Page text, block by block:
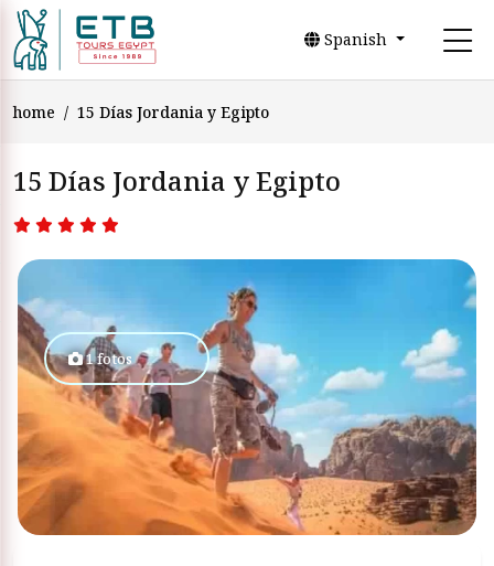
Spanish
home 15 Días Jordania y Egipto
15 Días Jordania y Egipto
1 fotos